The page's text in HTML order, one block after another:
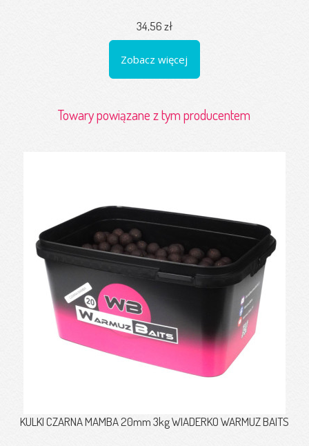
34,56 zł
Zobacz więcej
Towary powiązane z tym producentem
KULKI CZARNA MAMBA 20mm 3kg WIADERKO WARMUZ BAITS